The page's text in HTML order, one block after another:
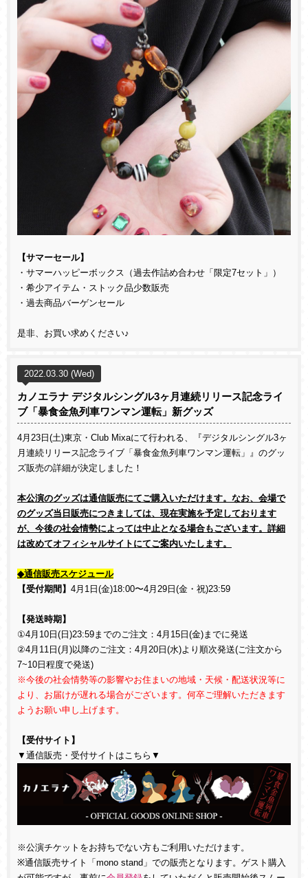
【サマーセール】
・サマーハッピーボックス（過去作詰め合わせ「限定7セット」）
・希少アイテム・ストック品少数販売
・過去商品バーゲンセール
是非、お買い求めください♪
2022.03.30 (Wed)
カノエラナ デジタルシングル3ヶ月連続リリース記念ライ
ブ「暴食金魚列車ワンマン運転」新グッズ
4月 23 日 (土)東京・ Club Mixaにて行われる、『デジタルシングル3ヶ
月連続リリース記念ライブ「暴食金魚列車ワンマン運転」』のグッ
ズ販売の詳細が決定しました！
本公演のグッズは通信販売にてご購入いただけます。 なお、会場で
のグッズ当日販売につきましては、現在実施を予定しております
が、今後の社会情勢によっては中止となる場合もございます。詳細
は改めてオフィシャルサイトにてご案内いたします。
◆通信販売スケジュール
【受付期間】 4月 1 日 (金)18:00〜4月 29 日 (金・祝)23:59
【発送時期】
①4月 10 日 ( 日 )23:59までのご注文： 4月 15 日 (金)までに発送
②4月 11 日 (月 )以降のご注文： 4月 20 日 (水)より順次発送(ご注文から
7~10 日程度で発送)
※今後の社会情勢等の影響やお住まいの地域・天候・配送状況等に
より、お届けが遅れる場合がございます。何卒ご理解いただきます
ようお願い申し上げます。
【受付サイト】
▼通信販売・受付サイトはこちら▼
※公演チケットをお持ちでない方もご利用いただけます。
※通信販売サイト「mono stand 」での販売となります。ゲスト購入